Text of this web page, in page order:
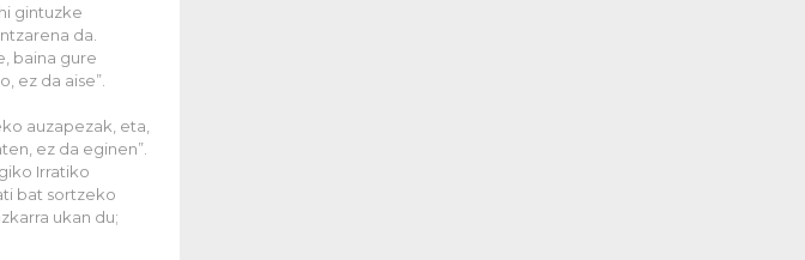
gintuzke
da.
baina gure
ez da aise”.
auzapezak, eta,
ez da eginen”.
Irratiko
bat sortzeko
ukan du;